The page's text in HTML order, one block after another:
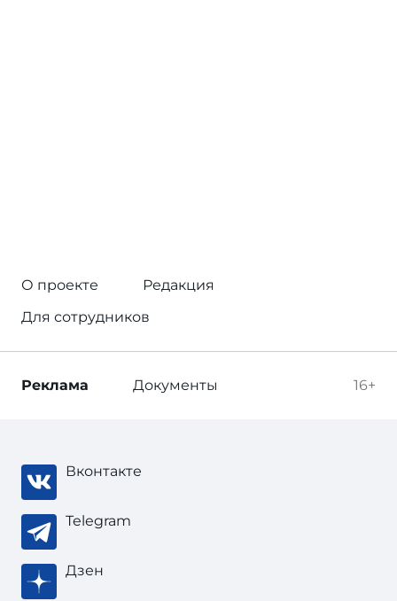
О проекте
Редакция
Для сотрудников
16+
Реклама Документы
Вконтакте
Telegram
Дзен